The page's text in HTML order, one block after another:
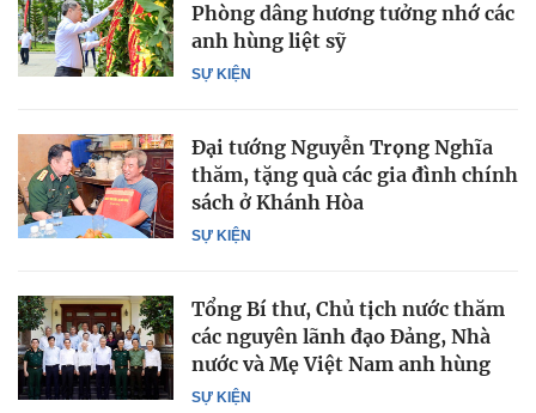
SỰ KIỆN
Phòng dâng hương tưởng nhớ các
anh hùng liệt sỹ
SỰ KIỆN
Đại tướng Nguyễn Trọng Nghĩa
thăm, tặng quà các gia đình chính
sách ở Khánh Hòa
SỰ KIỆN
Tổng Bí thư, Chủ tịch nước thăm
các nguyên lãnh đạo Đảng, Nhà
nước và Mẹ Việt Nam anh hùng